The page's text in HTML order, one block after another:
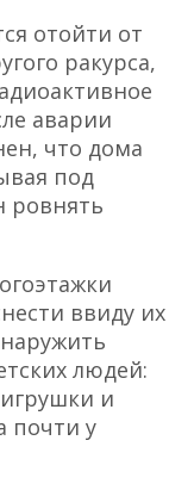
отойти от
ракурса,
аварии
что дома
под
ровнять
ввиду их
людей:
и
почти у